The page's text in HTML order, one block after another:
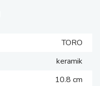
TORO
keramik
10.8 cm